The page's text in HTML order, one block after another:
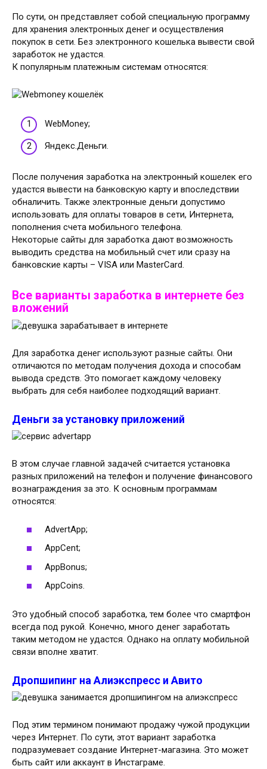
По сути, он представляет собой специальную программу
для хранения электронных денег и осуществления
покупок в сети. Без электронного кошелька вывести свой
заработок не удастся.
К популярным платежным системам относятся:
WebMoney;
Яндекс.Деньги.
После получения заработка на электронный кошелек его
удастся вывести на банковскую карту и впоследствии
обналичить. Также электронные деньги допустимо
использовать для оплаты товаров в сети, Интернета,
пополнения счета мобильного телефона.
Некоторые сайты для заработка дают возможность
выводить средства на мобильный счет или сразу на
банковские карты – VISA или MasterCard.
Все варианты заработка в интернете без
вложений
Для заработка денег используют разные сайты. Они
отличаются по методам получения дохода и способам
вывода средств. Это помогает каждому человеку
выбрать для себя наиболее подходящий вариант.
Деньги за установку приложений
В этом случае главной задачей считается установка
разных приложений на телефон и получение финансового
вознаграждения за это. К основным программам
относятся:
AdvertApp;
AppCent;
AppBonus;
AppCoins.
Это удобный способ заработка, тем более что смартфон
всегда под рукой. Конечно, много денег заработать
таким методом не удастся. Однако на оплату мобильной
связи вполне хватит.
Дропшипинг на Алиэкспресс и Авито
Под этим термином понимают продажу чужой продукции
через Интернет. По сути, этот вариант заработка
подразумевает создание Интернет-магазина. Это может
быть сайт или аккаунт в Инстаграме.